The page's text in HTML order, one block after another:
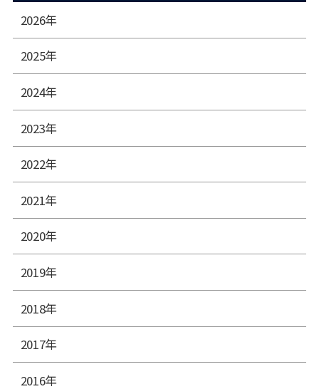
2026年
2025年
2024年
2023年
2022年
2021年
2020年
2019年
2018年
2017年
2016年